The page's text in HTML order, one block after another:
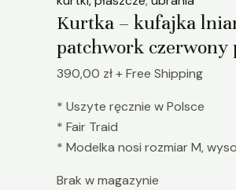
Kurtka – kufajka
patchwork czerwony
390,00 zł+ Free Shipping
* Uszyte ręcznie w Polsce
* Fair Traid
* Modelka nosi rozmiar M,
Brak w magazynie